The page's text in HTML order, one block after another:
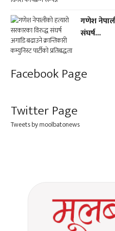
गणेश
संघर्ष...
Facebook Page
Twitter Page
Tweets by moolbatonews